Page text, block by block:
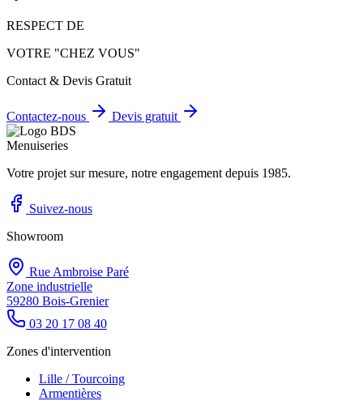
RESPECT DE
VOTRE "CHEZ VOUS"
Contact & Devis Gratuit
Contactez-nous Devis gratuit
Votre projet sur mesure, notre engagement depuis 1985.
Suivez-nous
Showroom
Rue Ambroise Paré
Zone industrielle
59280 Bois-Grenier
03 20 17 08 40
Zones d'intervention
Lille / Tourcoing
Armentières